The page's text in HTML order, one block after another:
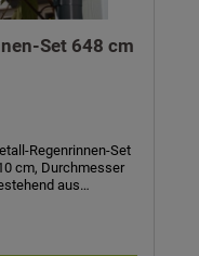
Set 648 cm
Regenrinnen-Set
cm, Durchmesser
aus